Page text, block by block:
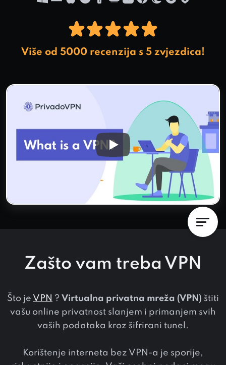
Više od 5000 recenzija s 5 zvjezdica!
Play
Zašto vam treba VPN
Što je VPN ? Virtualna privatna mreža (VPN) štiti
vašu online privatnost slanjem i primanjem svih
vaših podataka kroz šifrirani tunel.
Korištenje interneta bez VPN-a je sporije,